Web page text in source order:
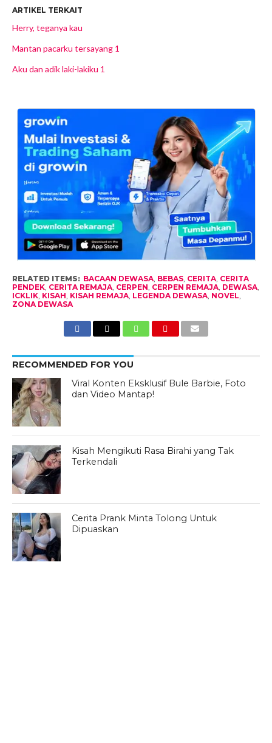
ARTIKEL TERKAIT
Herry, teganya kau
Mantan pacarku tersayang 1
Aku dan adik laki-lakiku 1
RELATED ITEMS: BACAAN DEWASA, BEBAS, CERITA, CERITA
PENDEK, CERITA REMAJA, CERPEN, CERPEN REMAJA, DEWASA,
ICKLIK, KISAH, KISAH REMAJA, LEGENDA DEWASA, NOVEL,
ZONA DEWASA
RECOMMENDED FOR YOU
Viral Konten Eksklusif Bule Barbie, Foto
dan Video Mantap!
Kisah Mengikuti Rasa Birahi yang Tak
Terkendali
Cerita Prank Minta Tolong Untuk
Dipuaskan